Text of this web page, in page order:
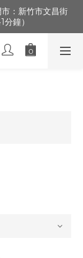
>登入官網 > 個
禮金
：新竹市文昌街
鐘）
>登入官網 > 個
金